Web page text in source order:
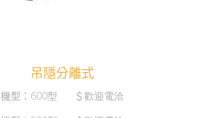
吊隱分離式
機型： 600型 ＄歡迎電洽